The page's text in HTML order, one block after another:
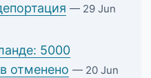
— 29 Jun
5000
отменено — 20 Jun